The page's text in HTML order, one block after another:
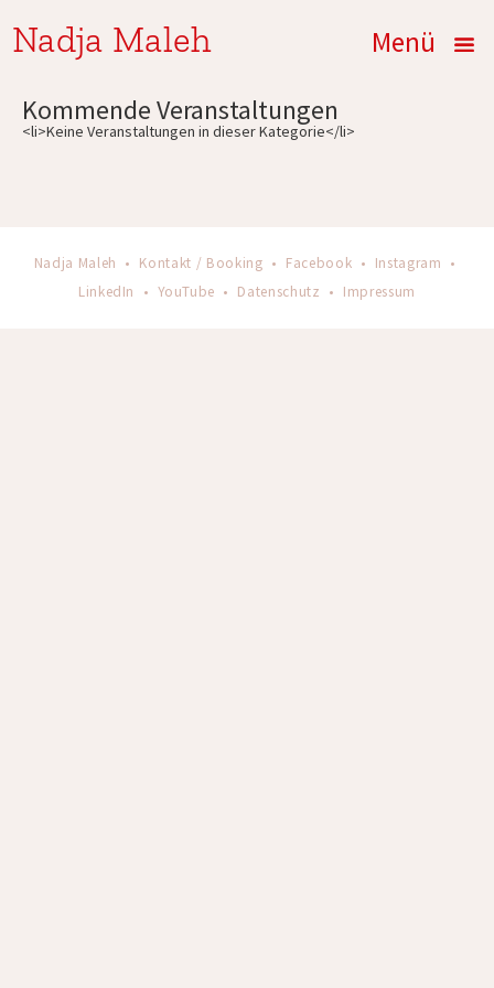
Nadja Maleh Menü
Kommende Veranstaltungen
<li>Keine Veranstaltungen in dieser Kategorie</li>
Nadja Maleh • Kontakt / Booking • Facebook • Instagram •
LinkedIn
• YouTube • Datenschutz • Impressum